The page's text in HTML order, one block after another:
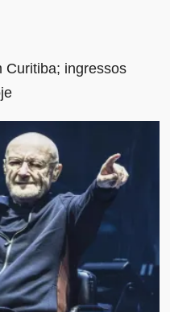
Curitiba; ingressos